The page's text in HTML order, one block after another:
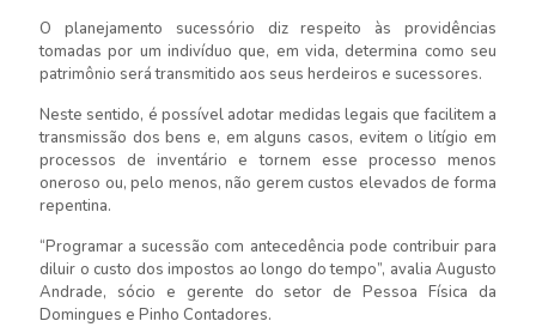
O planejamento sucessório diz respeito às providências
tomadas por um indivíduo que, em vida, determina como seu
patrimônio será transmitido aos seus herdeiros e sucessores.
Neste sentido, é possível adotar medidas legais que facilitem a
transmissão dos bens e, em alguns casos, evitem o litígio em
processos de inventário e tornem esse processo menos
oneroso ou, pelo menos, não gerem custos elevados de forma
repentina.
“Programar a sucessão com antecedência pode contribuir para
diluir o custo dos impostos ao longo do tempo”, avalia Augusto
Andrade, sócio e gerente do setor de Pessoa Física da
Domingues e Pinho Contadores.